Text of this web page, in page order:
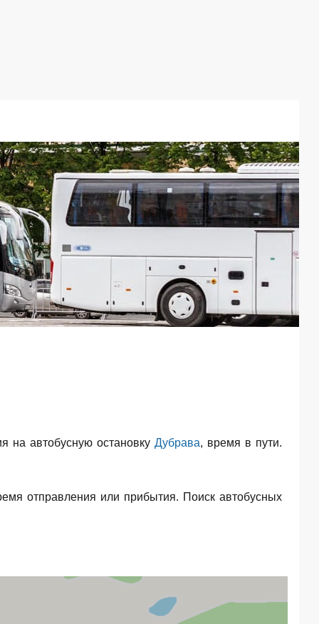
на автобусную остановку Дубрава, время в пути.
отправления или прибытия. Поиск автобусных